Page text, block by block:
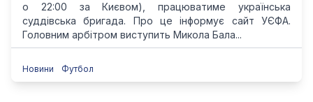
о 22:00 за Києвом), працюватиме українська
суддівська бригада. Про це інформує сайт УЄФА.
Головним арбітром виступить Микола Бала...
Новини Футбол